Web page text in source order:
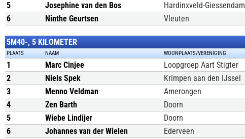
5
Josephine van den Bos Hardinxveld-Giessendam
6
Ninthe Geurtsen Vleuten
5M40-, 5 KILOMETER
PLAATS NAAM WOONPLAATS/VERENIGING
1 Marc Cinjee Loopgroep Aart Stigter
2
Niels Spek Krimpen aan den IJssel
3
Menno Veldman Amerongen
4
Zen Barth Doorn
5
Wiebe Lindijer Doorn
6
Johannes van der Wielen Ederveen